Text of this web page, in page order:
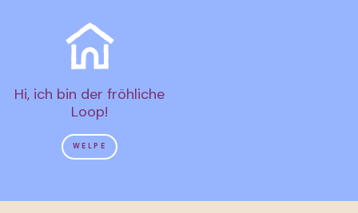
Hi, ich bin der fröhliche
Loop!
WELPE